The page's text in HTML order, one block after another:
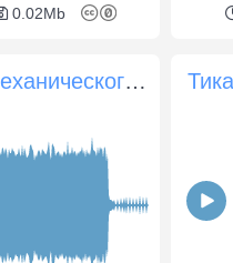
0.02Mb
Звонок старомодного механического будильника с заводным механизмом